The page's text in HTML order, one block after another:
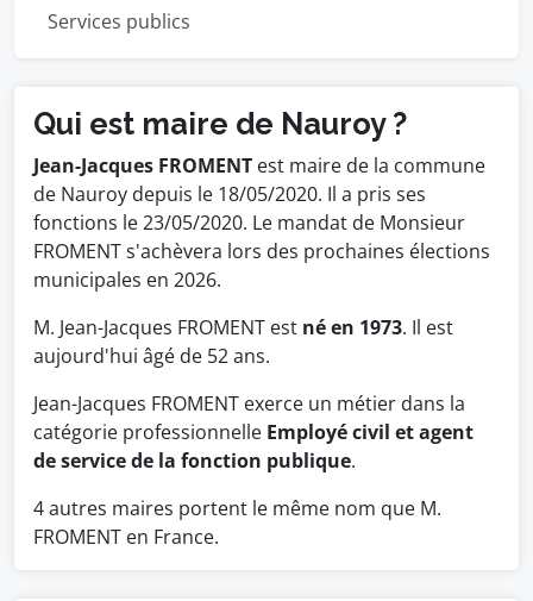
Services publics
Qui est maire de Nauroy ?
Jean-Jacques FROMENT est maire de la commune
de Nauroy depuis le 18/05/2020. Il a pris ses
fonctions le 23/05/2020. Le mandat de Monsieur
FROMENT s'achèvera lors des prochaines élections
municipales en 2026.
M. Jean-Jacques FROMENT est né en 1973. Il est
aujourd'hui âgé de 52 ans.
Jean-Jacques FROMENT exerce un métier dans la
catégorie professionnelle Employé civil et agent
de service de la fonction publique.
4 autres maires portent le même nom que M.
FROMENT en France.